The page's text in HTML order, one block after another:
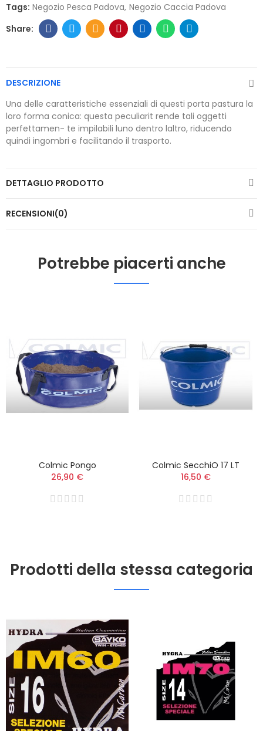
Tags: Negozio Pesca Padova Negozio Caccia Padova
DESCRIZIONE
Una delle caratteristiche essenziali di questi porta pastura la
loro forma conica: questa peculiarit rende tali oggetti
perfettamen- te impilabili luno dentro laltro, riducendo
quindi ingombri e facilitando il trasporto.
DETTAGLIO PRODOTTO
RECENSIONI(0)
Potrebbe piacerti anche
Colmic Pongo
26,90 €
Colmic SecchiO 17 LT
16,50 €
Prodotti della stessa categoria